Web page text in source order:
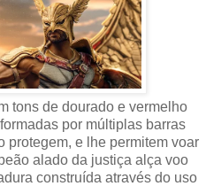
tons de dourado e vermelho
por múltiplas barras
protegem, e lhe permitem voar
alado da justiça alça voo
construída através do uso